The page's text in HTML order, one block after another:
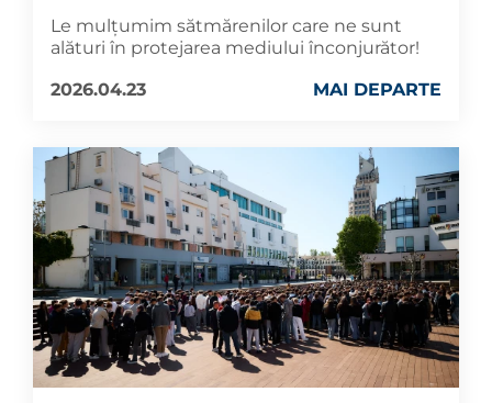
Le mulțumim sătmărenilor care ne sunt
alături în protejarea mediului înconjurător!
2026.04.23
MAI DEPARTE